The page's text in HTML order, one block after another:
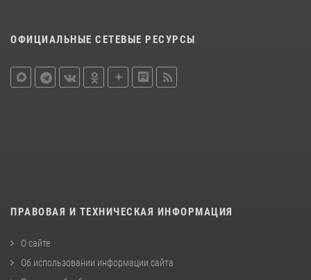
ОФИЦИАЛЬНЫЕ СЕТЕВЫЕ РЕСУРСЫ
ПРАВОВАЯ И ТЕХНИЧЕСКАЯ ИНФОРМАЦИЯ
О сайте
Об использовании информации сайта